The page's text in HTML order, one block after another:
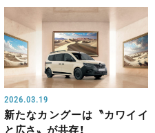
2026.03.19
新たなカングーは〝カワイイ
と広さ〟が共存！